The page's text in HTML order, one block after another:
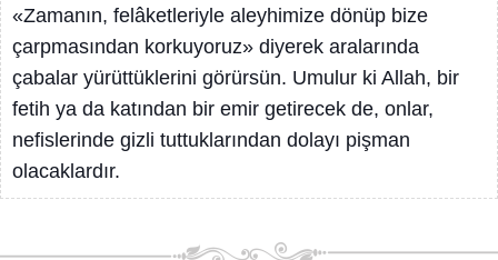
«Zamanın, felâketleriyle aleyhimize dönüp bize
çarpmasından korkuyoruz» diyerek aralarında
çabalar yürüttüklerini görürsün. Umulur ki Allah, bir
fetih ya da katından bir emir getirecek de, onlar,
nefislerinde gizli tuttuklarından dolayı pişman
olacaklardır.